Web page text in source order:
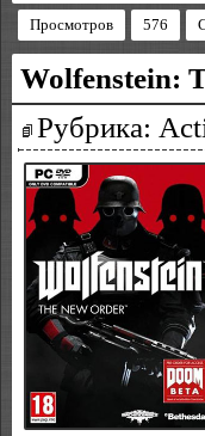
Просмотров 576
Wolfenstein:
Рубрика: